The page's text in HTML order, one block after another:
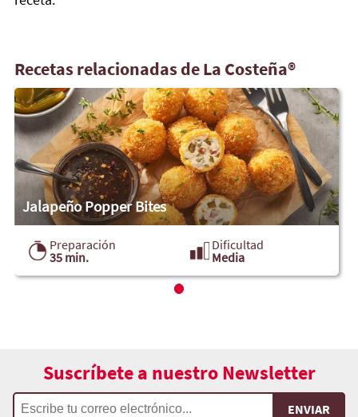
Recetas relacionadas de La Costeña®
Jalapeño Popper Bites
Preparación
35 min.
Dificultad
Media
Suscríbete a nuestro Newsletter